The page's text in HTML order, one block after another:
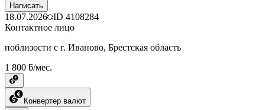
Написать
18.07.2026 ID 4108284
Контактное лицо
поблизости с г. Иваново, Брестская область
1 800 ƃ/мес.
Конвертер валют